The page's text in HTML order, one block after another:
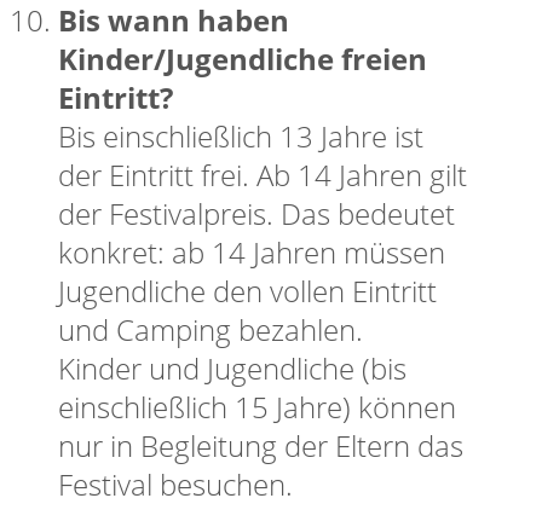
Bis wann haben
Kinder/Jugendliche freien
Eintritt?
Bis einschließlich 13 Jahre ist
der Eintritt frei. Ab 14 Jahren gilt
der Festivalpreis. Das bedeutet
konkret: ab 14 Jahren müssen
Jugendliche den vollen Eintritt
und Camping bezahlen.
Kinder und Jugendliche (bis
einschließlich 15 Jahre) können
nur in Begleitung der Eltern das
Festival besuchen.